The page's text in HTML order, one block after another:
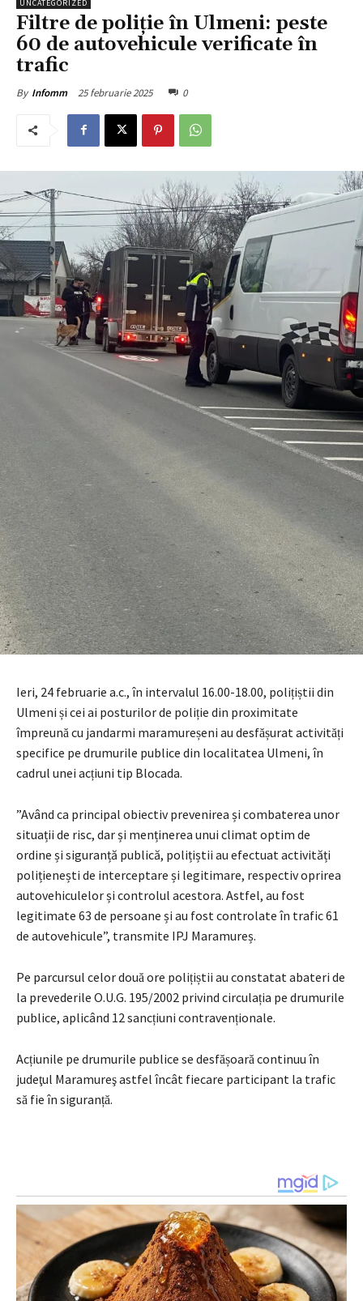
UNCATEGORIZED
Filtre de poliție în Ulmeni: peste
60 de autovehicule verificate în
trafic
By Infomm 25 februarie 2025 0
Ieri, 24 februarie a.c., în intervalul 16.00-18.00, polițiștii din
Ulmeni și cei ai posturilor de poliție din proximitate
împreună cu jandarmi maramureșeni au desfășurat activități
specifice pe drumurile publice din localitatea Ulmeni, în
cadrul unei acțiuni tip Blocada.
”Având ca principal obiectiv prevenirea și combaterea unor
situații de risc, dar și menținerea unui climat optim de
ordine și siguranță publică, polițiștii au efectuat activități
polițienești de interceptare și legitimare, respectiv oprirea
autovehiculelor și controlul acestora. Astfel, au fost
legitimate 63 de persoane și au fost controlate în trafic 61
de autovehicule”, transmite IPJ Maramureș.
Pe parcursul celor două ore polițiștii au constatat abateri de
la prevederile O.U.G. 195/2002 privind circulația pe drumurile
publice, aplicând 12 sancțiuni contravenționale.
Acțiunile pe drumurile publice se desfășoară continuu în
judeţul Maramureş astfel încât fiecare participant la trafic
să fie în siguranță.